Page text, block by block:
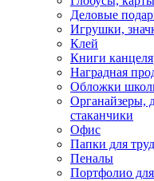
Деловые
Игрушки,
Клей
Книги
Наградная
Обложки
Органайзеры,
стаканчики
Офис
Папки для
Пеналы
Портфолио